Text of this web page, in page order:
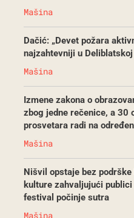
Mašina
Dačić: „Devet požara
najzahtevniji u
Mašina
Izmene zakona o
zbog jedne rečenice, a 30
prosvetara radi na
Mašina
Nišvil opstaje bez
kulture zahvaljujući
festival počinje sutra
Mašina